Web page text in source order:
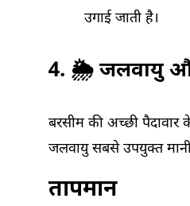
उगाई जाती है।
4. 🌦 जलवायु
बरसीम की अच्छी
जलवायु सबसे उपयुक्त मानी
तापमान